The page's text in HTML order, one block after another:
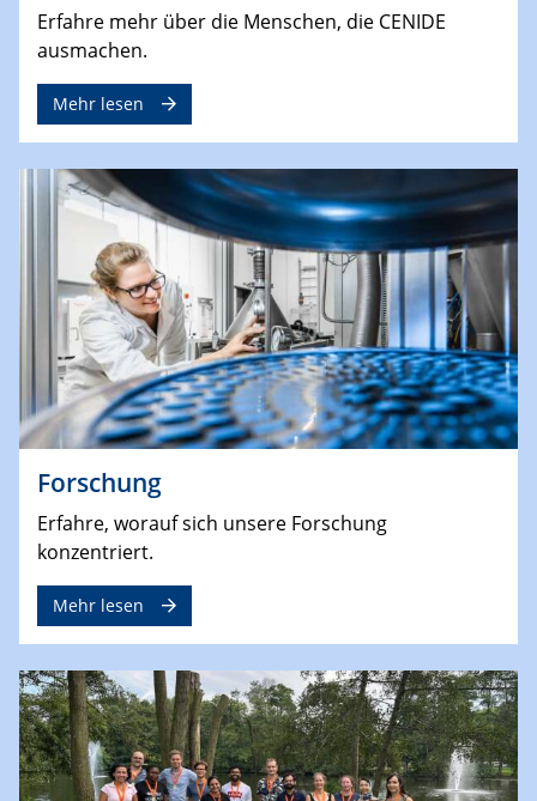
Erfahre mehr über die Menschen, die CENIDE
ausmachen.
Mehr lesen
Forschung
Erfahre, worauf sich unsere Forschung
konzentriert.
Mehr lesen